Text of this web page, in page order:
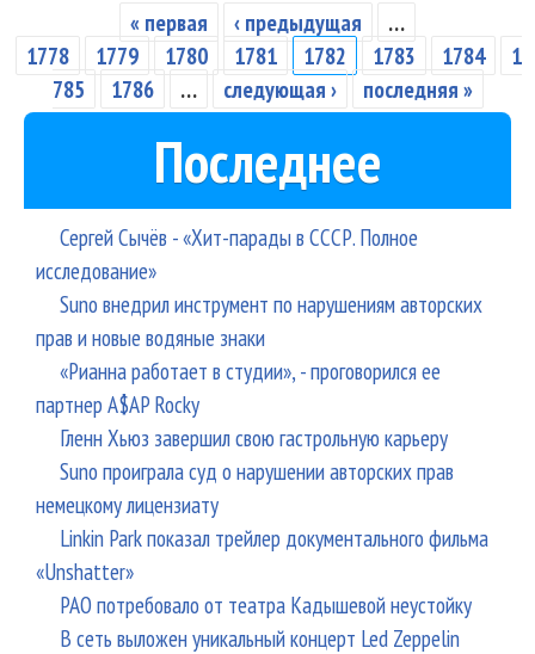
Страницы
« первая ‹ предыдущая
…
1778
1779 1780 1781 1782 1783 1784
1
785
1786 … следующая › последняя »
Последнее
Сергей Сычёв - «Хит-парады в СССР. Полное
исследование»
Suno внедрил инструмент по нарушениям авторских
прав и новые водяные знаки
«Рианна работает в студии», - проговорился ее
партнер A$AP Rocky
Гленн Хьюз завершил свою гастрольную карьеру
Suno проиграла суд о нарушении авторских прав
немецкому лицензиату
Linkin Park показал трейлер документального фильма
«Unshatter»
РАО потребовало от театра Кадышевой неустойку
В сеть выложен уникальный концерт Led Zeppelin